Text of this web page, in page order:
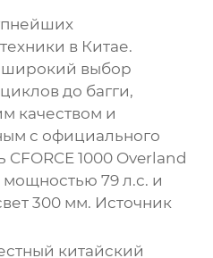
в Китае.
широкий выбор
до багги,
качеством и
с официального
CFORCE 1000 Overland
79 л.с. и
300 мм. Источник
китайский